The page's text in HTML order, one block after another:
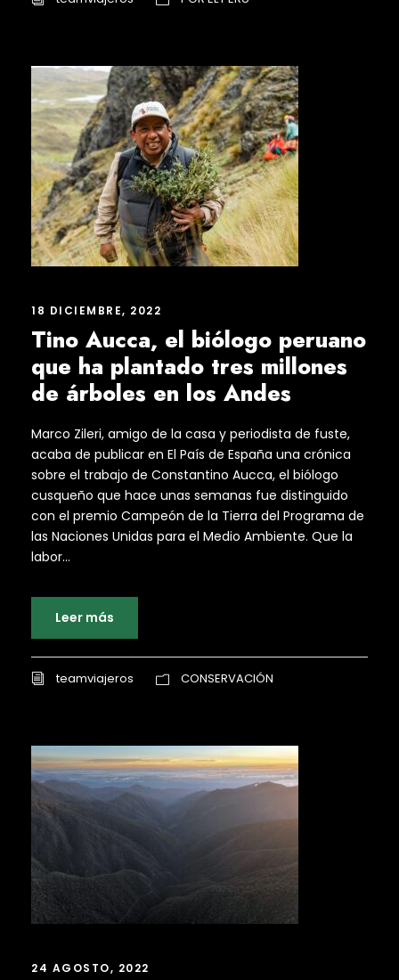
18 DICIEMBRE, 2022
Tino Aucca, el biólogo peruano
que ha plantado tres millones
de árboles en los Andes
Marco Zileri, amigo de la casa y periodista de fuste,
acaba de publicar en El País de España una crónica
sobre el trabajo de Constantino Aucca, el biólogo
cusqueño que hace unas semanas fue distinguido
con el premio Campeón de la Tierra del Programa de
las Naciones Unidas para el Medio Ambiente. Que la
labor...
Leer más
teamviajeros CONSERVACIÓN
24 AGOSTO, 2022